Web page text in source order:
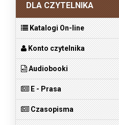
DLA CZYTELNIKA
Katalogi On-line
Konto czytelnika
Audiobooki
E - Prasa
Czasopisma